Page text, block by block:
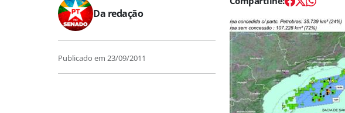
Da redação
Publicado em 23/09/2011